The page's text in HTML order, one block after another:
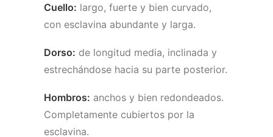
Cuello: largo, fuerte y bien curvado,
con esclavina abundante y larga.
Dorso: de longitud media, inclinada y
estrechándose hacia su parte posterior.
Hombros: anchos y bien redondeados.
Completamente cubiertos por la
esclavina.